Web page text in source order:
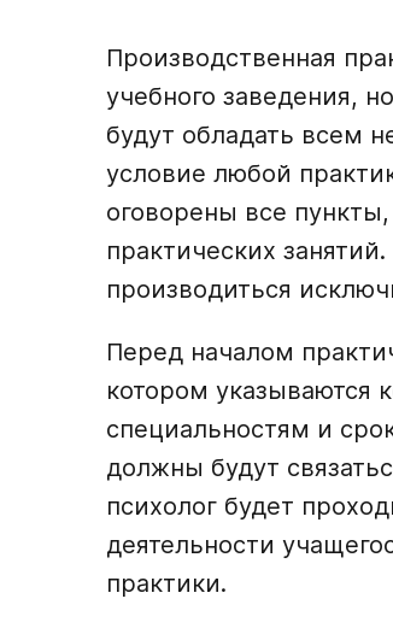
Производственная
учебного заведения,
будут обладать всем
условие любой
оговорены все
практических
производиться
Перед началом
котором указываются
специальностям и
должны будут
психолог будет
деятельности
практики.